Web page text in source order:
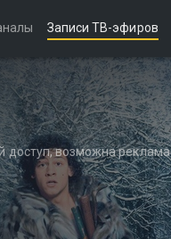
Записи ТВ-эфиров
доступ, возможна реклама